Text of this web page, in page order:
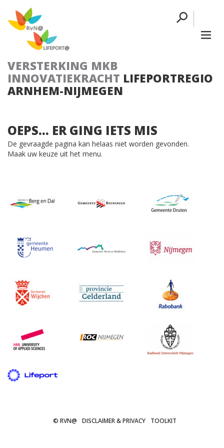
VERSTERKING MKB
INNOVATIEKRACHT LIFEPORTREGIO
ARNHEM-NIJMEGEN
OEPS... ER GING IETS MIS
De gevraagde pagina kan helaas niet worden gevonden.
Maak uw keuze uit het menu.
© RVN@ DISCLAIMER & PRIVACY TOOLKIT